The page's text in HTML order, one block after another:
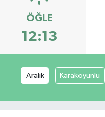
ÖĞLE
12:13
Aralık Karakoyunlu